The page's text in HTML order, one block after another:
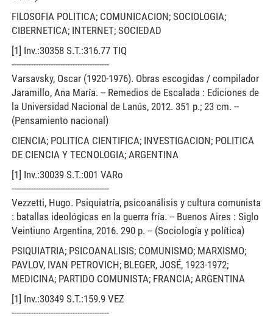
FILOSOFIA POLITICA; COMUNICACION; SOCIOLOGIA;
CIBERNETICA; INTERNET; SOCIEDAD
[1] Inv.:30358 S.T.:316.77 TIQ
----------------------------------------
Varsavsky, Oscar (1920-1976). Obras escogidas / compilador
Jaramillo, Ana María. -- Remedios de Escalada : Ediciones de
la Universidad Nacional de Lanús, 2012. 351 p.; 23 cm. --
(Pensamiento nacional)
CIENCIA; POLITICA CIENTIFICA; INVESTIGACION; POLITICA
DE CIENCIA Y TECNOLOGIA; ARGENTINA
[1] Inv.:30039 S.T.:001 VARo
----------------------------------------
Vezzetti, Hugo. Psiquiatría, psicoanálisis y cultura comunista
: batallas ideológicas en la guerra fría. -- Buenos Aires : Siglo
Veintiuno Argentina, 2016. 290 p. -- (Sociología y política)
PSIQUIATRIA; PSICOANALISIS; COMUNISMO; MARXISMO;
PAVLOV, IVAN PETROVICH; BLEGER, JOSÉ, 1923-1972;
MEDICINA; PARTIDO COMUNISTA; FRANCIA; ARGENTINA
[1] Inv.:30349 S.T.:159.9 VEZ
----------------------------------------